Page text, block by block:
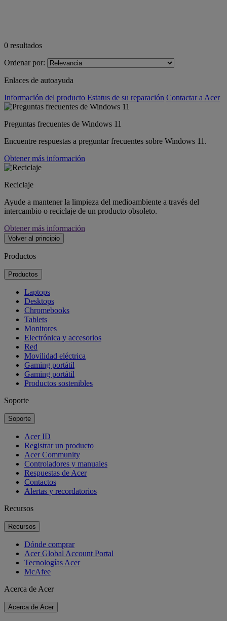
0 resultados
Ordenar por:
Enlaces de autoayuda
Información del producto Estatus de su reparación Contactar a Acer
Preguntas frecuentes de Windows 11
Encuentre respuestas a preguntar frecuentes sobre Windows 11.
Obtener más información
Reciclaje
Ayude a mantener la limpieza del medioambiente a través del
intercambio o reciclaje de un producto obsoleto.
Obtener más información
Volver al principio
Productos
Productos
Laptops
Desktops
Chromebooks
Tablets
Monitores
Electrónica y accesorios
Red
Movilidad eléctrica
Gaming portátil
Gaming portátil
Productos sostenibles
Soporte
Soporte
Acer ID
Registrar un producto
Acer Community
Controladores y manuales
Respuestas de Acer
Contactos
Alertas y recordatorios
Recursos
Recursos
Dónde comprar
Acer Global Account Portal
Tecnologías Acer
McAfee
Acerca de Acer
Acerca de Acer